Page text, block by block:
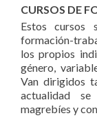
CURSOS DE
Estos cursos
formación-
los propios
género,
Van dirigidos
actualidad
magrebíes y